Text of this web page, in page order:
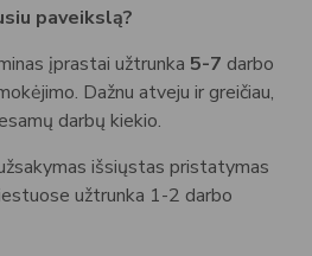
paveikslą?
įprastai užtrunka 5-7 darbo
Dažnu atveju ir greičiau,
darbų kiekio.
išsiųstas pristatymas
užtrunka 1-2 darbo